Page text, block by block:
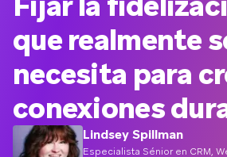
que realmente
necesita para
conexiones
Lindsey Spillman
Especialista Sénior en CRM,